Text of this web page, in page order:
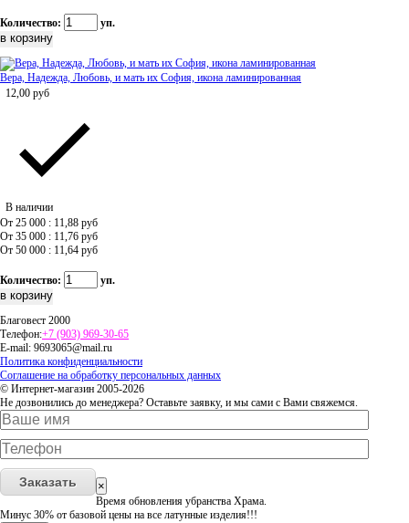
Количество: уп.
Вера, Надежда, Любовь, и мать их София, икона ламинированная
12,00 руб
В наличии
От 25 000 : 11,88 руб
От 35 000 : 11,76 руб
От 50 000 : 11,64 руб
Количество: уп.
Благовест 2000
Телефон:+7 (903) 969-30-65
E-mail: 9693065@mail.ru
Политика конфиденциальности
Соглашение на обработку персональных данных
© Интернет-магазин 2005-2026
Не дозвонились до менеджера? Оставьте заявку, и мы сами с Вами свяжемся.
Заказать ×
Время обновления убранства Храма.
Минус 30% от базовой цены на все латунные изделия!!!